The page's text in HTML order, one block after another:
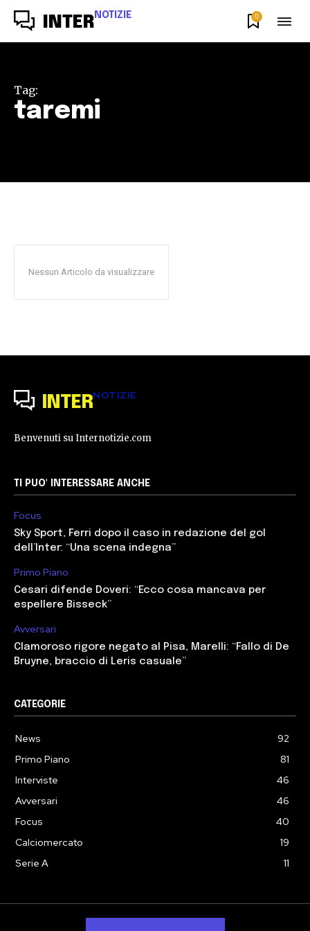
INTER NOTIZIE 0
Tag:
taremi
Nessun Articolo da visualizzare
INTERNOTIZIE
Benvenuti su Internotizie.com
TI PUO' INTERESSARE ANCHE
Focus
Sky Sport, Ferri dopo il caso in redazione del gol
dell’Inter: “Una scena indegna”
Primo Piano
Cesari difende Doveri: “Ecco cosa mancava per
espellere Bisseck”
Avversari
Clamoroso rigore negato al Pisa, Marelli: “Fallo di De
Bruyne, braccio di Leris casuale”
CATEGORIE
News
92
Primo Piano
81
Interviste
46
Avversari
46
Focus
40
Calciomercato
19
Serie A
11